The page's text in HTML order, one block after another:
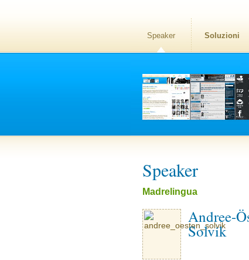
Speaker Soluzioni
Speaker
Madrelingua
Andree-
Solvik